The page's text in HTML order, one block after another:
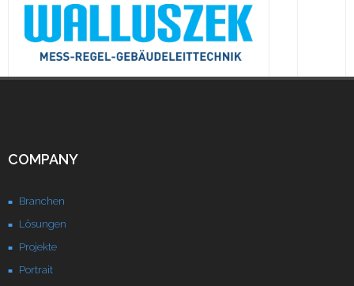
Lösungen
Projekte
Kontakt
COMPANY
Branchen
Lösungen
Projekte
Portrait